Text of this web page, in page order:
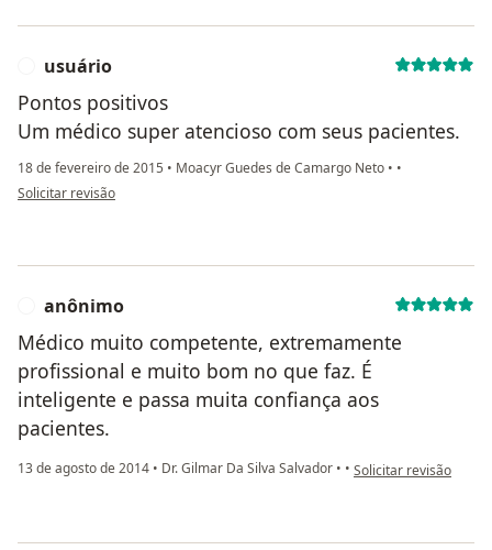
usuário
Pontos positivos
Um médico super atencioso com seus pacientes.
18 de fevereiro de 2015 • Moacyr Guedes de Camargo Neto • •
na opinião do utilizador usuário
Solicitar revisão
anônimo
Médico muito competente, extremamente
profissional e muito bom no que faz. É
inteligente e passa muita confiança aos
pacientes.
13 de agosto de 2014 • Dr. Gilmar Da Silva Salvador • • na opinião do
Solicitar revisão